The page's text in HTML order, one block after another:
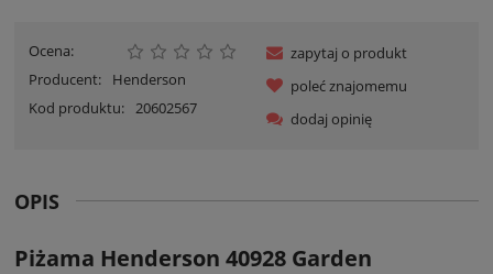
Ocena:
Producent:
Henderson
Kod produktu: 20602567
zapytaj o produkt
poleć znajomemu
dodaj opinię
OPIS
Piżama Henderson 40928 Garden